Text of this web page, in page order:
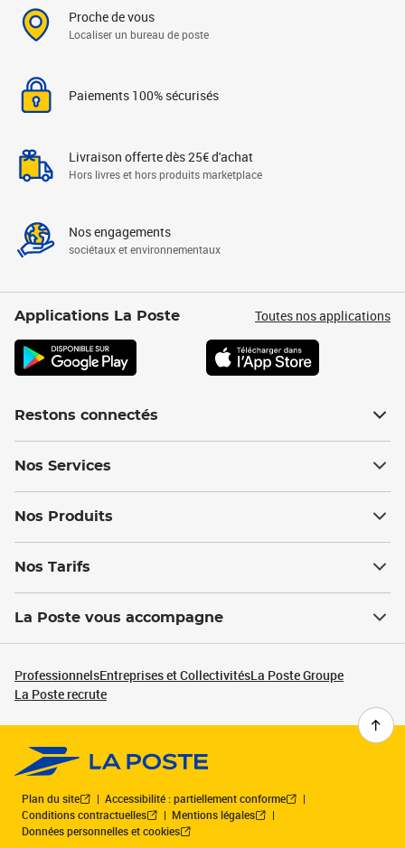
Proche de vous
Localiser un bureau de poste
Paiements 100% sécurisés
Livraison offerte dès 25€ d'achat
Hors livres et hors produits marketplace
Nos engagements
sociétaux et environnementaux
Applications La Poste Toutes nos applications
Restons connectés
Nos Services
Nos Produits
Nos Tarifs
La Poste vous accompagne
ProfessionnelsEntreprises et CollectivitésLa Poste Groupe
La Poste recrute
Plan du site
Accessibilité : partiellement conforme
Conditions contractuelles
Mentions légales
Données personnelles et cookies